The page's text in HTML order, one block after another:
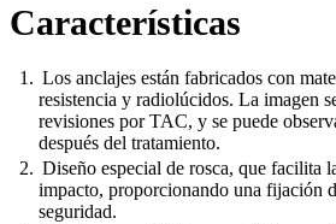
Características
Los anclajes están fabricados con
resistencia y radiolúcidos. La imagen
revisiones por TAC, y se puede
después del tratamiento.
Diseño especial de rosca, que facilita
impacto, proporcionando una fijación
seguridad.